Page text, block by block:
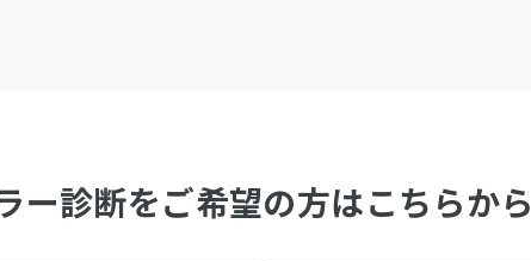
ー診断をご希望の方はこちらから